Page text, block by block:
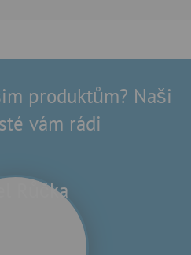
produktům? Naši
vám rádi